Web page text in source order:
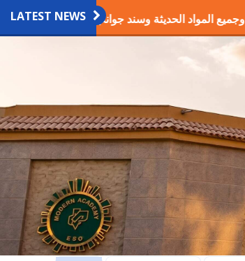
LATEST NEWS
ندوة جيوجريد وجميع المواد الحديثة وسند جوانب